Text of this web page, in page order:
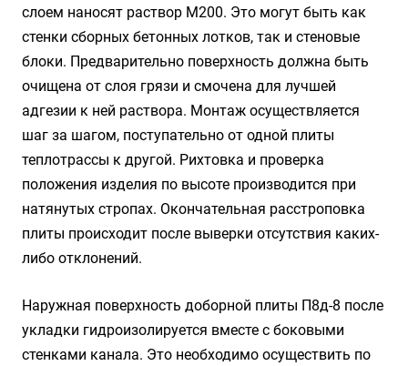
слоем наносят раствор М200. Это могут быть как
стенки сборных бетонных лотков, так и стеновые
блоки. Предварительно поверхность должна быть
очищена от слоя грязи и смочена для лучшей
адгезии к ней раствора. Монтаж осуществляется
шаг за шагом, поступательно от одной плиты
теплотрассы к другой. Рихтовка и проверка
положения изделия по высоте производится при
натянутых стропах. Окончательная расстроповка
плиты происходит после выверки отсутствия каких-
либо отклонений.
Наружная поверхность доборной плиты П8д-8 после
укладки гидроизолируется вместе с боковыми
стенками канала. Это необходимо осуществить по